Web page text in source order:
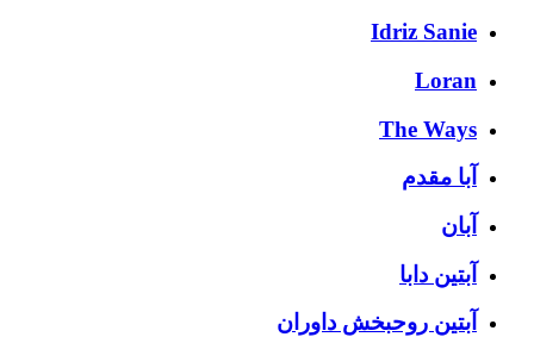
Idriz Sanie
Loran
The Ways
آبا مقدم
آبان
آبتین دابا
آبتین روحبخش داوران